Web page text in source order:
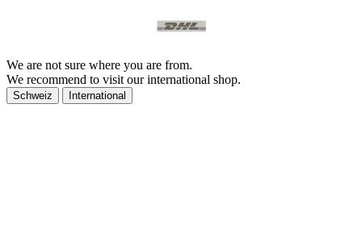
We are not sure where you are from.
We recommend to visit our international shop.
Schweiz International